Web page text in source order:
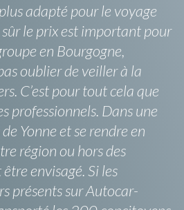
adapté pour le voyage
le prix est important pour
en Bourgogne,
oublier de veiller à la
C’est pour tout cela que
professionnels. Dans une
Yonne et se rendre en
région ou hors des
envisagé. Si les
présents sur Autocar-